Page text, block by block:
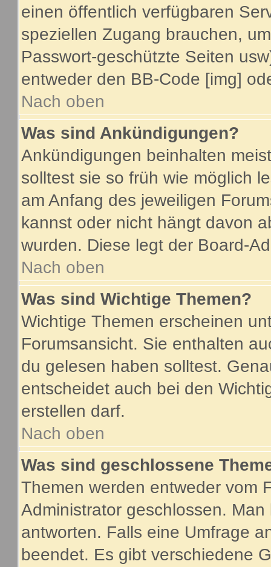
einen öffentlich verfügbaren
speziellen Zugang brauchen,
Passwort-geschützte Seiten
entweder den BB-Code [img]
Nach oben
Was sind Ankündigungen?
Ankündigungen beinhalten
solltest sie so früh wie möglich
am Anfang des jeweiligen
kannst oder nicht hängt davon
wurden. Diese legt der Board-
Nach oben
Was sind Wichtige Themen?
Wichtige Themen erscheinen
Forumsansicht. Sie enthalten
du gelesen haben solltest.
entscheidet auch bei den
erstellen darf.
Nach oben
Was sind geschlossene
Themen werden entweder vom
Administrator geschlossen.
antworten. Falls eine Umfrage
beendet. Es gibt verschiedene